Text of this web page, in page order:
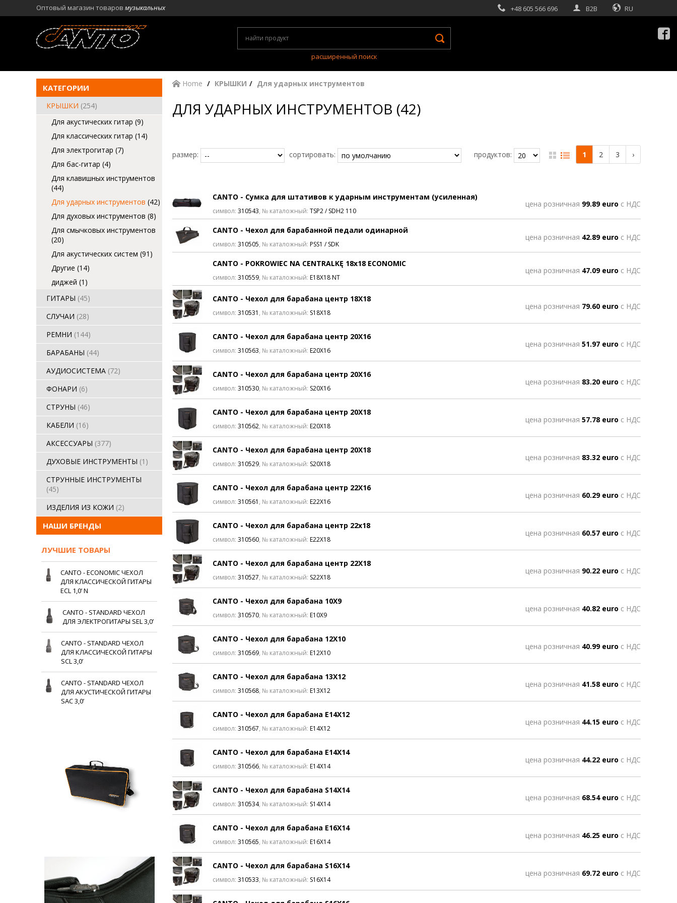
Оптовый магазин товаров музыкальных +48 605 566 696 B2B RU
расширенный поиск
КАТЕГОРИИ
КРЫШКИ (254)
Для акустических гитар (9)
Для классических гитар (14)
Для электрогитар (7)
Для бас-гитар (4)
Для клавишных инструментов
(44)
Для ударных инструментов (42)
Для духовых инструментов (8)
Для смычковых инструментов
(20)
Для акустических систем (91)
Другие (14)
диджей (1)
ГИТАРЫ (45)
СЛУЧАИ (28)
РЕМНИ (144)
БАРАБАНЫ (44)
АУДИОСИСТЕМА (72)
ФОНАРИ (6)
СТРУНЫ (46)
КАБЕЛИ (16)
АКСЕССУАРЫ (377)
ДУХОВЫЕ ИНСТРУМЕНТЫ (1)
СТРУННЫЕ ИНСТРУМЕНТЫ
(45)
ИЗДЕЛИЯ ИЗ КОЖИ (2)
НАШИ БРЕНДЫ
ЛУЧШИЕ ТОВАРЫ
CANTO - ECONOMIC ЧЕХОЛ
ДЛЯ КЛАССИЧЕСКОЙ ГИТАРЫ
ECL 1,0’ N
CANTO - STANDARD ЧЕХОЛ
ДЛЯ ЭЛЕКТРОГИТАРЫ SEL 3,0’
CANTO - STANDARD ЧЕХОЛ
ДЛЯ КЛАССИЧЕСКОЙ ГИТАРЫ
SCL 3,0’
CANTO - STANDARD ЧЕХОЛ
ДЛЯ АКУСТИЧЕСКОЙ ГИТАРЫ
SAC 3,0’
Home КРЫШКИ Для ударных инструментов
ДЛЯ УДАРНЫХ ИНСТРУМЕНТОВ (42)
размер: сортировать: продуктов: 1 2 3 ›
CANTO - Сумка для штативов к ударным инструментам (усиленная)
символ: 310543, № каталожный: TSP2 / SDH2 110
цена розничная 99.89 euro с НДС
CANTO - Чехол для барабанной педали одинарной
символ: 310505, № каталожный: PSS1 / SDK
цена розничная 42.89 euro с НДС
CANTO - POKROWIEC NA CENTRALKĘ 18x18 ECONOMIC
символ: 310559, № каталожный: E18X18 NT
цена розничная 47.09 euro с НДС
CANTO - Чехол для барабана центр 18X18
символ: 310531 , № каталожный: S18X18
цена розничная 79.60 euro с НДС
CANTO - Чехол для барабана центр 20X16
символ: 310563, № каталожный: E20X16
цена розничная 51.97 euro с НДС
CANTO - Чехол для барабана центр 20X16
символ: 310530, № каталожный: S20X16
цена розничная 83.20 euro с НДС
CANTO - Чехол для барабана центр 20X18
символ: 310562, № каталожный: E20X18
цена розничная 57.78 euro с НДС
CANTO - Чехол для барабана центр 20X18
символ: 310529, № каталожный: S20X18
цена розничная 83.32 euro с НДС
CANTO - Чехол для барабана центр 22X16
символ: 310561 , № каталожный: E22X16
цена розничная 60.29 euro с НДС
CANTO - Чехол для барабана центр 22x18
символ: 310560, № каталожный: E22X18
цена розничная 60.57 euro с НДС
CANTO - Чехол для барабана центр 22X18
символ: 310527, № каталожный: S22X18
цена розничная 90.22 euro с НДС
CANTO - Чехол для барабана 10X9
символ: 310570, № каталожный: E10X9
цена розничная 40.82 euro с НДС
CANTO - Чехол для барабана 12X10
символ: 310569, № каталожный: E12X10
цена розничная 40.99 euro с НДС
CANTO - Чехол для барабана 13X12
символ: 310568, № каталожный: E13X12
цена розничная 41.58 euro с НДС
CANTO - Чехол для барабана E14X12
символ: 310567, № каталожный: E14X12
цена розничная 44.15 euro с НДС
CANTO - Чехол для барабана E14X14
символ: 310566, № каталожный: E14X14
цена розничная 44.22 euro с НДС
CANTO - Чехол для барабана S14X14
символ: 310534, № каталожный: S14X14
цена розничная 68.54 euro с НДС
CANTO - Чехол для барабана E16X14
символ: 310565, № каталожный: E16X14
цена розничная 46.25 euro с НДС
CANTO - Чехол для барабана S16X14
символ: 310533, № каталожный: S16X14
цена розничная 69.72 euro с НДС
